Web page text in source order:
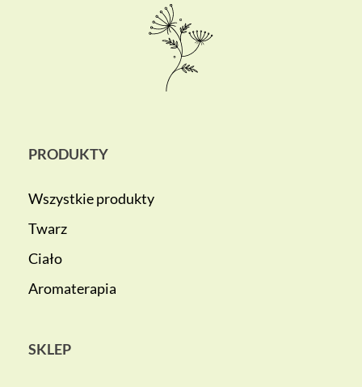
PRODUKTY
Wszystkie produkty
Twarz
Ciało
Aromaterapia
SKLEP